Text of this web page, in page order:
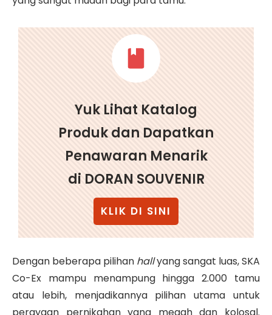
Yuk Lihat Katalog
Produk dan Dapatkan
Penawaran Menarik
di DORAN SOUVENIR
KLIK DI SINI
Dengan beberapa pilihan hallyang sangat luas, SKA
Co-Ex mampu menampung hingga 2.000 tamu
atau lebih, menjadikannya pilihan utama untuk